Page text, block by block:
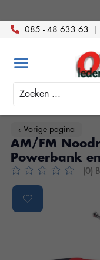
085 - 48 633 63
Zoeken
‹ Vorige pagina
AM/FM
Powerbank
De beoordeling van dit
(0)
Product image